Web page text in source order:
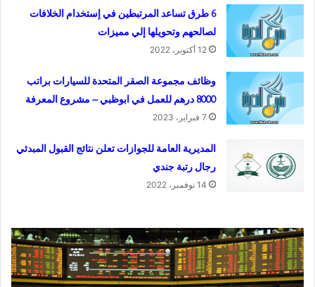
6 طرق تساعد المرتبطين في إستخدام الخلافات
لصالحهم وتحويلها إلي مميزات
12 أكتوبر، 2022
وظائف مجموعة الصقر المتحدة للسيارات براتب
8000 درهم للعمل في ابوظبي – مشروع المعرفة
7 فبراير، 2023
المديرية العامة للجوازات تعلن نتائج القبول المبدئي
رجال رتبة جندي
14 نوفمبر، 2022